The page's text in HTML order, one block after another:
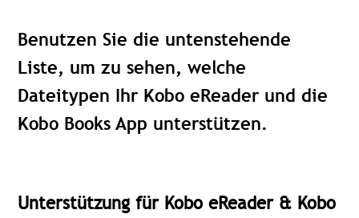
Benutzen Sie die untenstehende
Liste, um zu sehen, welche
Dateitypen Ihr Kobo eReader und die
Kobo Books App unterstützen.
Unterstützung für Kobo eReader & Kobo